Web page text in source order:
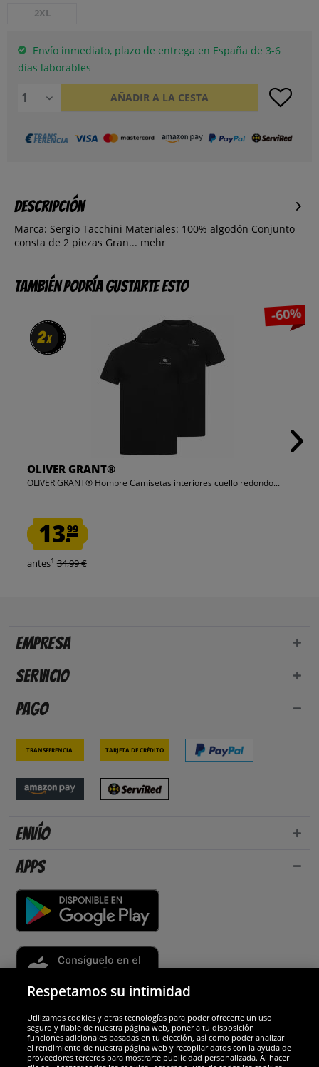
2XL
Envío inmediato, plazo de entrega en España de 3-6
días laborables
AÑADIR A LA CESTA
Descripción
Marca: Sergio Tacchini Materiales: 100% algodón Conjunto
consta de 2 piezas Gran... mehr
También podría gustarte esto
2x
2x
-60%
OLIVER GRANT®
OLIVER GRANT® Hombre Camisetas interiores cuello redondo...
13.99
antes1 34,99 €
Empresa
Servicio
Pago
Transferencia Tarjeta de crédito
Envío
Apps
Socios y seguridad
Galardones
Respetamos su intimidad
Utilizamos cookies y otras tecnologías para poder ofrecerte un uso
seguro y fiable de nuestra página web, poner a tu disposición
funciones adicionales basadas en tu elección, así como poder analizar
el rendimiento de nuestra página web y recopilar datos con la ayuda de
proveedores terceros para mostrarte publicidad personalizada. Al hacer